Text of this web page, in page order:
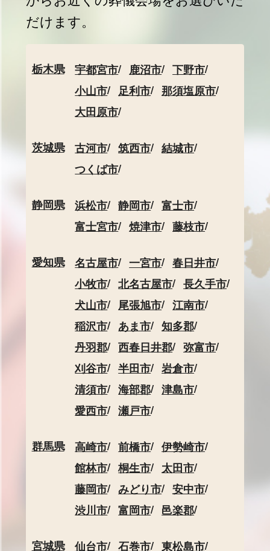
だけます。
栃木県 宇都宮市 鹿沼市
下野市
小山市
足利市
那須塩原市
大田原市
茨城県 古河市 筑西市
結城市
つくば市
静岡県 浜松市 静岡市
富士市
富士宮市
焼津市 藤枝市
愛知県 名古屋市 一宮市
春日井市
小牧市
北名古屋市
長久手市
犬山市
尾張旭市
江南市
稲沢市
あま市
知多郡
丹羽郡
西春日井郡
弥富市
刈谷市
半田市
岩倉市
清須市
海部郡
津島市
愛西市
瀬戸市
群馬県 高崎市 前橋市
伊勢崎市
館林市
桐生市
太田市
藤岡市
みどり市
安中市
渋川市
富岡市 邑楽郡
宮城県 仙台市 石巻市
東松島市